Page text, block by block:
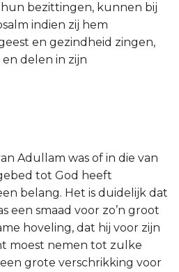
bezittingen, kunnen bij
indien zij hem
en gezindheid zingen,
delen in zijn
Adullam was of in die van
tot God heeft
belang. Het is duidelijk dat
een smaad voor zo’n groot
hoveling, dat hij voor zijn
moest nemen tot zulke
grote verschrikking voor